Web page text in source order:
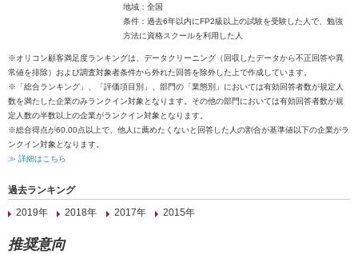
地域：全国
条件：過去6年以内にFP2級以上の試験を受験した人で、勉強
方法に資格スクールを利用した人
※オリコン顧客満足度ランキングは、データクリーニング（回収したデータから不正回答や異
常値を排除）および調査対象者条件から外れた回答を除外した上で作成しています。
※「総合ランキング」、「評価項目別」、部門の「業態別」においては有効回答者数が規定人
数を満たした企業のみランクイン対象となります。その他の部門においては有効回答者数が規
定人数の半数以上の企業がランクイン対象となります。
※総合得点が60.00点以上で、他人に薦めたくないと回答した人の割合が基準値以下の企業がラ
ンクイン対象となります。
≫ 詳細はこちら
過去ランキング
2019年
2018年 2017年 2015年
推奨意向